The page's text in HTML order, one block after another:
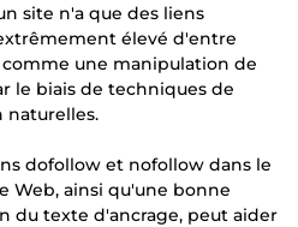
site n'a que des liens
élevé d'entre
une manipulation de
le biais de techniques de
naturelles.
dofollow et nofollow dans le
Web, ainsi qu'une bonne
du texte d'ancrage, peut aider